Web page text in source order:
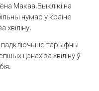
Макаа.Выклікі на
нумар у краіне
хвіліну.
падключыце тарыфны
цэнах за хвіліну ў